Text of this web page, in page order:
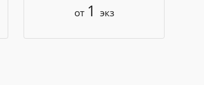
от 1 экз